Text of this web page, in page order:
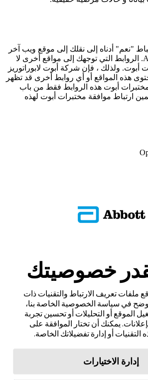
"نعم" أدناه إلى نقلك إلى موقع ويب آخر
غير Abbott Laboratories. الروابط التي توجهك إلى مواقع أخرى لا
ولذلك ، فإن شركة أبوت لابوراتوريز
هذه المواقع أو أي روابط أخرى قد تظهر
أبوت هذه الروابط فقط من باب
ارتباط موافقة مختبرات أبوت لهذه
خصوصيتك
ملفات تعريف الارتباط والتقنيات ذات
في سياسة الخصوصية الخاصة بنا،
الموقع أو التحليلات أو تحسين تجربة
يمكنك أن تختار الموافقة على
التقنيات أو إدارة تفضيلاتك الخاصة.
إدارة الاختيارات